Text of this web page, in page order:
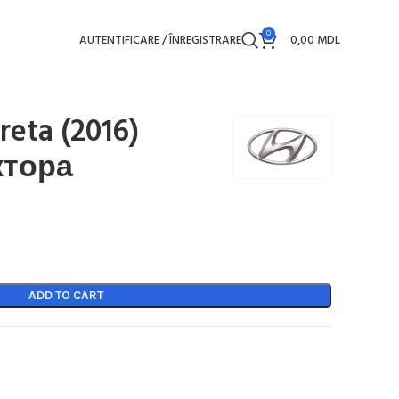
AUTENTIFICARE / ÎNREGISTRARE 0 0,00 MDL
(2016)
ADD TO CART